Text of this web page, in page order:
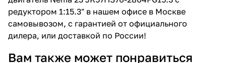
редуктором 1:15.3" в нашем офисе в Москве
самовывозом, с гарантией от официального
дилера, или доставкой по России!
Вам также может понравиться